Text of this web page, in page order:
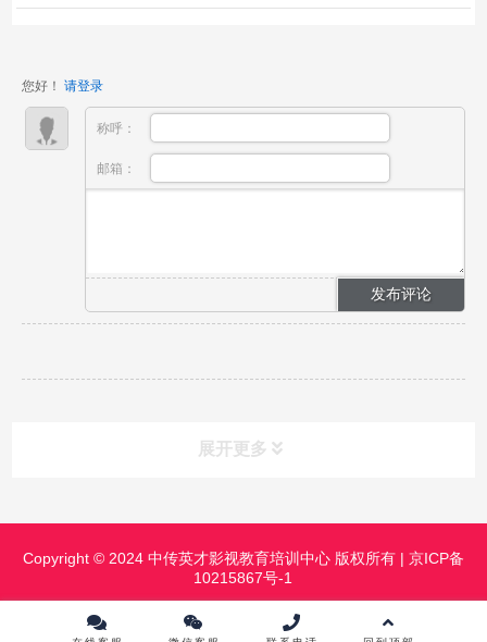
懂艺术...
您好！ 请登录
称呼：
邮箱：
展开更多
镜头前表演进修班 影视摄影实践研修班 影视摄像高级班
Copyright © 2024 中传英才影视教育培训中心 版权所有 | 京ICP备
10215867号-1